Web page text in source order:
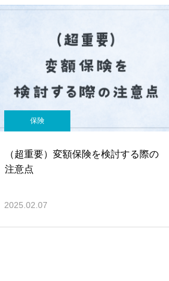
保険
（超重要）変額保険を検討する際の
注意点
2025.02.07